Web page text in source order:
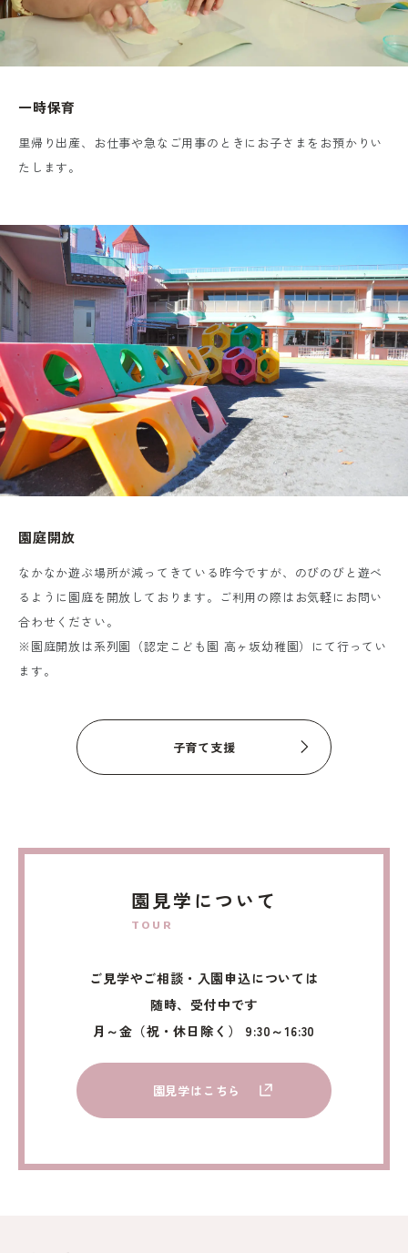
一時保育
里帰り出産、お仕事や急なご用事のときにお子さまをお預かりい
たします。
園庭開放
なかなか遊ぶ場所が減ってきている昨今ですが、のびのびと遊べ
るように園庭を開放しております。ご利用の際はお気軽にお問い
合わせください。
※園庭開放は系列園（認定こども園 高ヶ坂幼稚園）にて行ってい
ます。
子育て支援
園見学について
TOUR
ご見学やご相談・入園申込については
随時、受付中です
月～金（祝・休日除く） 9:30～16:30
園見学はこちら